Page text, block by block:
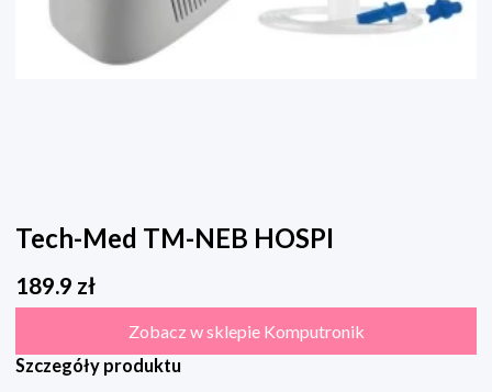
Tech-Med TM-NEB HOSPI
189.9 zł
Zobacz w sklepie Komputronik
Szczegóły produktu